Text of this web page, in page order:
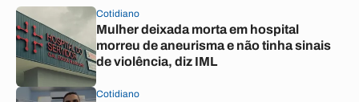
Cotidiano
Mulher deixada morta em hospital
morreu de aneurisma e não tinha sinais
de violência, diz IML
Cotidiano